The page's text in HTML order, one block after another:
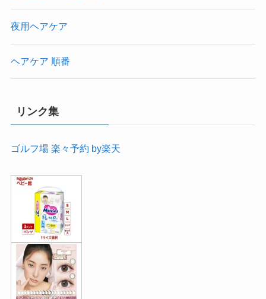
夜用ヘアケア
ヘアケア 順番
リンク集
ゴルフ場 楽々予約 by楽天